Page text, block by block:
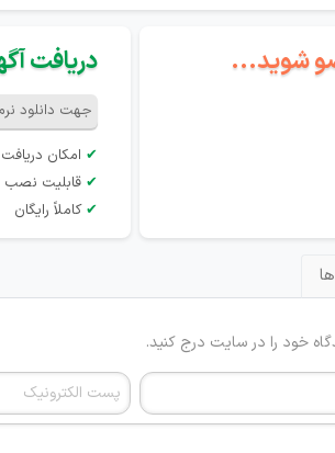
شوید... دریافت
جهت دانلود
✔ امکان
✔ قابلیت نصب
✔ کاملاً رایگان
خود را در سایت درج کنید.